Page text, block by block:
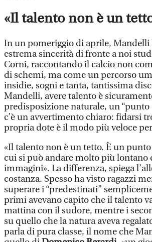
«Il talento non è un
In un pomeriggio di aprile, Mandelli
estrema sincerità di fronte a noi
Corni, raccontando il calcio non
di schemi, ma come un percorso
insidie, sogni e tanta, tantissima
Mandelli, avere talento è
predisposizione naturale, un “punto
c’è un avvertimento chiaro: fidarsi
propria dote è il modo più veloce
«Il talento non è un tetto. È un
cui si può andare molto più lontano
immagini». La differenza, spiega
costanza. Spesso ha visto ragazzi
superare i “predestinati”
primi avevano capito che il talento
mattina con il sudore, mentre i
su quello che la natura aveva
parla di pura classe, il nome che